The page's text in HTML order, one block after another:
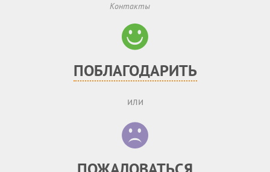
Контакты
ПОБЛАГОДАРИТЬ
или